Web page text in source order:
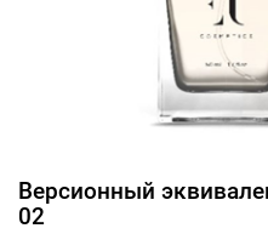
Версионный
02